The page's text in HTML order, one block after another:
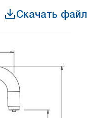
Скачать файл